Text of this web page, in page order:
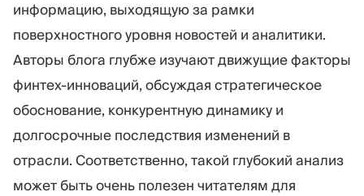
информацию, выходящую за рамки
поверхностного уровня новостей и аналитики.
Авторы блога глубже изучают движущие факторы
финтех-инноваций, обсуждая стратегическое
обоснование, конкурентную динамику и
долгосрочные последствия изменений в
отрасли. Соответственно, такой глубокий анализ
может быть очень полезен читателям для